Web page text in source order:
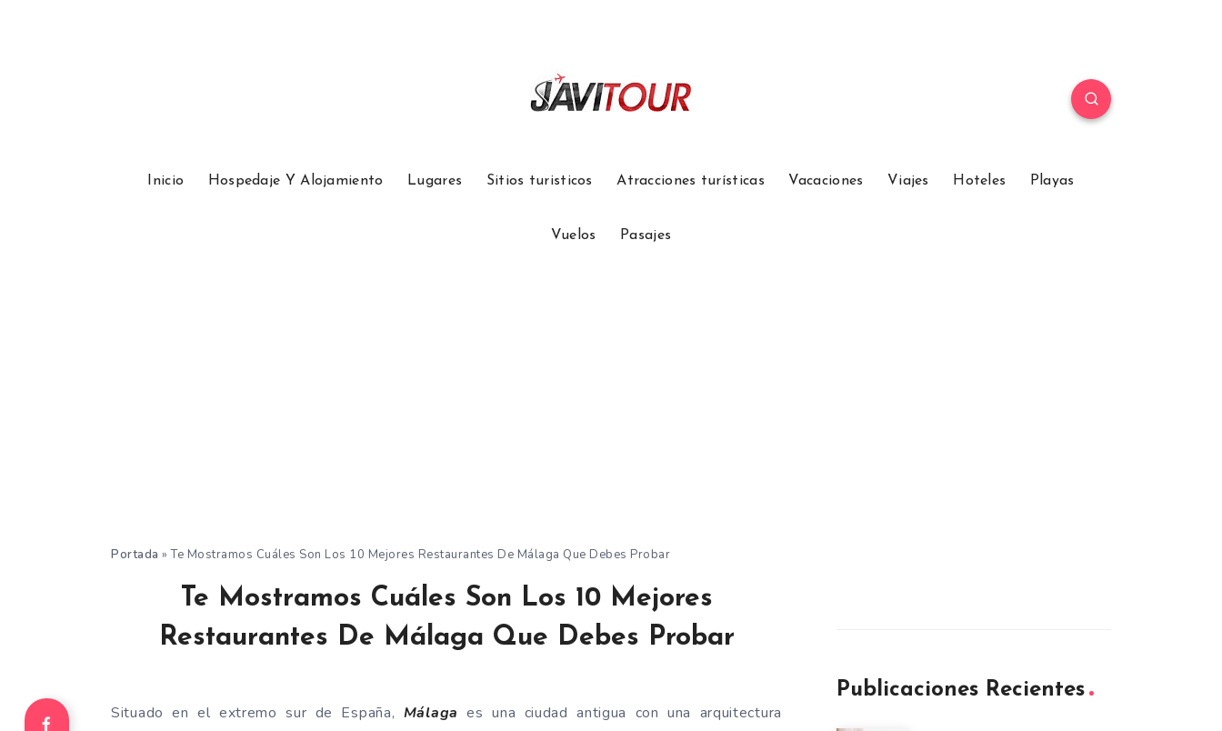
Inicio Hospedaje Y Alojamiento Lugares Sitios turisticos Atracciones turísticas Vacaciones Viajes Hoteles Playas
Vuelos Pasajes
Portada »Te Mostramos Cuáles Son Los 10 Mejores Restaurantes De Málaga Que Debes Probar
Te Mostramos Cuáles Son Los 10 Mejores
Restaurantes De Málaga Que Debes Probar
Situado en el extremo sur de España, Málaga es una ciudad antigua con una arquitectura
Publicaciones Recientes